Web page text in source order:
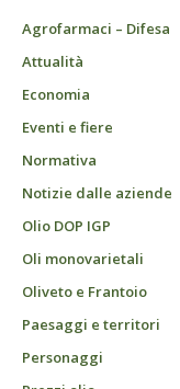
Agrofarmaci – Difesa
Attualità
Economia
Eventi e fiere
Normativa
Notizie dalle aziende
Olio DOP IGP
Oli monovarietali
Oliveto e Frantoio
Paesaggi e territori
Personaggi